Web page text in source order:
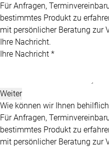
Complications
ALLE
Datenschutz
AGB
Für Anfragen,
bestimmtes Produkt zu
mit persönlicher Beratung zur
Ihre Nachricht.
Ihre Nachricht *
Weiter
Wie können wir Ihnen
Für Anfragen,
bestimmtes Produkt zu
mit persönlicher Beratung zur